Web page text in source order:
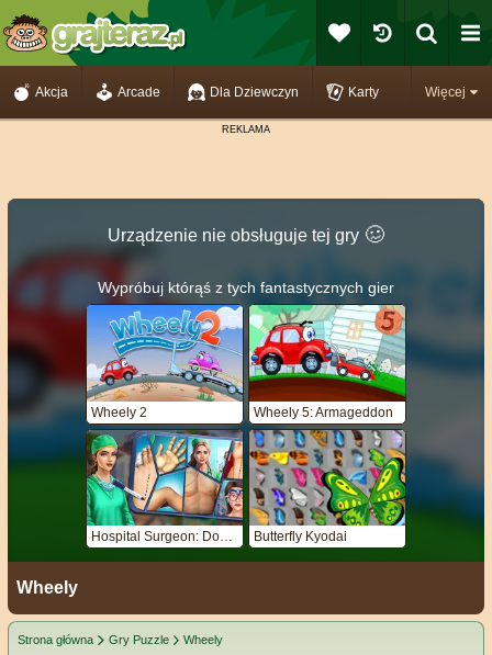
Więcej
Akcja Arcade Dla Dziewczyn Karty
Urządzenie nie obsługuje tej gry 🥴️
Wypróbuj którąś z tych fantastycznych gier
Wheely 2 Wheely 5: Armageddon
Hospital Surgeon: Doctor Game Butterfly Kyodai
Wheely
Strona główna Gry Puzzle Wheely